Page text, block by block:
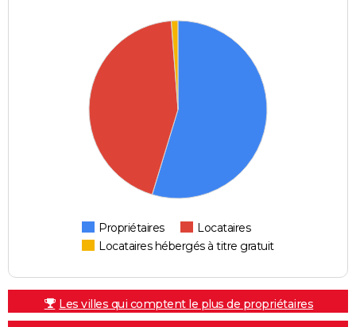
Propriétaires
Locataires
Locataires hébergés à titre gratuit
Les villes qui comptent le plus de propriétaires